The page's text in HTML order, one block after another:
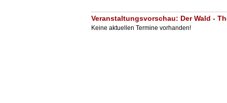
Veranstaltungsvorschau: Der Wald -
Keine aktuellen Termine vorhanden!